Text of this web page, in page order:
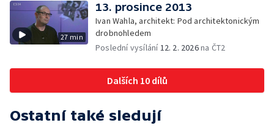
27 min
13. prosince 2013
Ivan Wahla, architekt: Pod architektonickým
drobnohledem
Poslední vysílání12. 2. 2026na ČT2
Dalších 10 dílů
Ostatní také sledují